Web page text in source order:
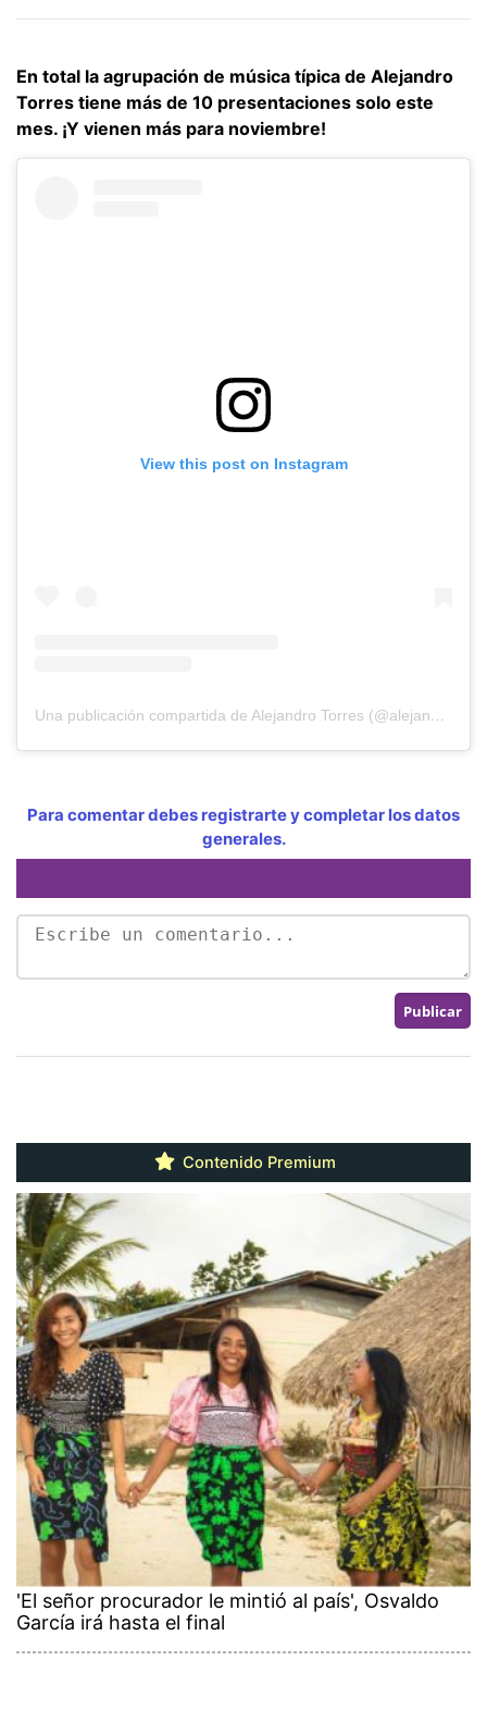
En total la agrupación de música típica de Alejandro
Torres tiene más de 10 presentaciones solo este
mes. ¡Y vienen más para noviembre!
View this post on Instagram
Una publicación compartida de Alejandro Torres (@alejandrotorres2287)
Para comentar debes registrarte y completar los datos
generales.
Contenido Premium
'El señor procurador le mintió al país', Osvaldo
García irá hasta el final